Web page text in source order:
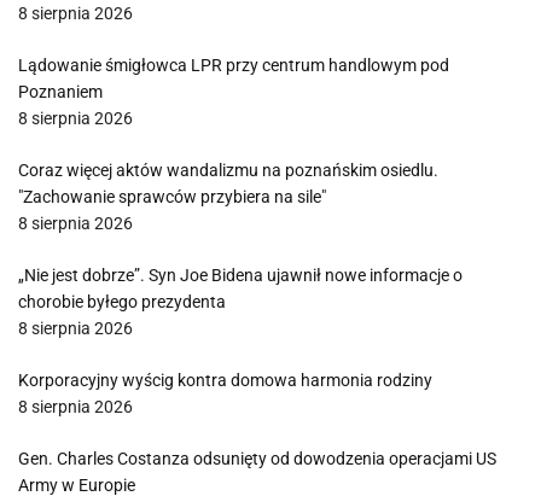
8 sierpnia 2026
Lądowanie śmigłowca LPR przy centrum handlowym pod
Poznaniem
8 sierpnia 2026
Coraz więcej aktów wandalizmu na poznańskim osiedlu.
"Zachowanie sprawców przybiera na sile"
8 sierpnia 2026
„Nie jest dobrze”. Syn Joe Bidena ujawnił nowe informacje o
chorobie byłego prezydenta
8 sierpnia 2026
Korporacyjny wyścig kontra domowa harmonia rodziny
8 sierpnia 2026
Gen. Charles Costanza odsunięty od dowodzenia operacjami US
Army w Europie